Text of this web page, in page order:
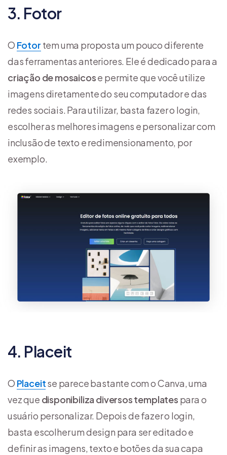
3. Fotor
O Fotor tem uma proposta um pouco diferente
das ferramentas anteriores. Ele é dedicado para a
criação de mosaicose permite que você utilize
imagens diretamente do seu computador e das
redes sociais. Para utilizar, basta fazer o login,
escolher as melhores imagens e personalizar com
inclusão de texto e redimensionamento, por
exemplo.
4. Placeit
O Placeitse parece bastante com o Canva, uma
vez que disponibiliza diversos templates para o
usuário personalizar. Depois de fazer o login,
basta escolher um design para ser editado e
definir as imagens, texto e botões da sua capa